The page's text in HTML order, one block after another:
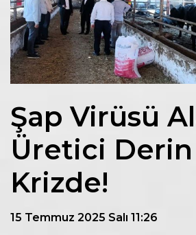
Şap Virüsü
Üretici Derin
Krizde!
15 Temmuz 2025 Salı 11:26